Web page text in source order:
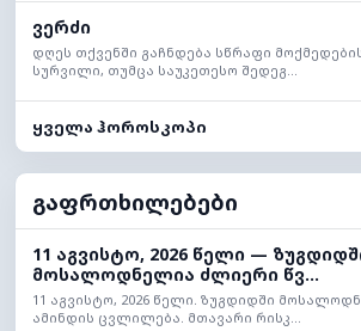
ვერძი
დღეს თქვენში გაჩნდება სწრაფი
სურვილი, თუმცა საუკეთესო შედეგ...
ყველა ჰოროსკოპი
გაფრთხილებები
11 აგვისტო, 2026 წელი —
მოსალოდნელია ძლიერი წვ...
11 აგვისტო, 2026 წელი. ზუგდიდში
ამინდის ცვლილება. მთავარი რისკ...